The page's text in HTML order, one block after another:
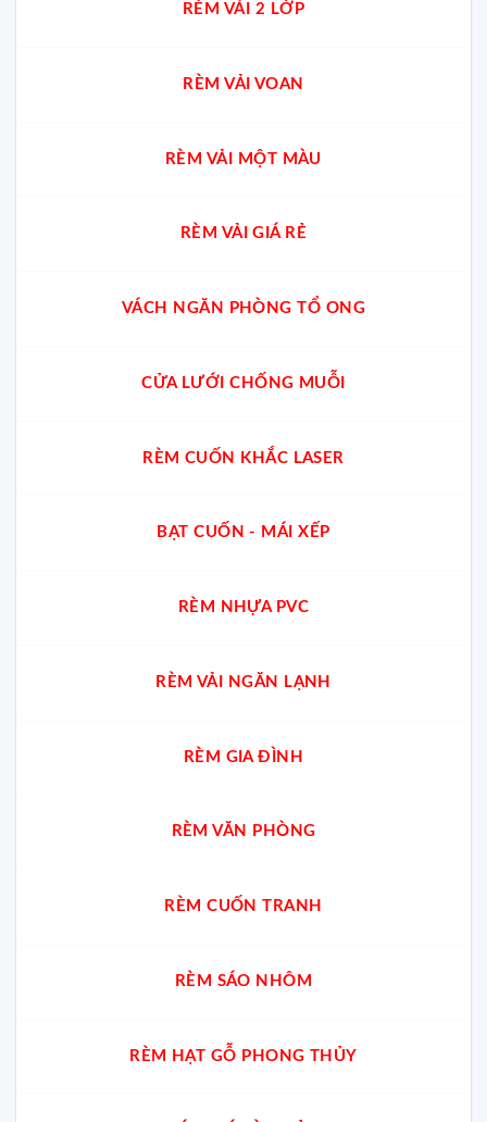
RÈM VẢI 2 LỚP
RÈM VẢI VOAN
RÈM VẢI MỘT MÀU
RÈM VẢI GIÁ RẺ
VÁCH NGĂN PHÒNG TỔ ONG
CỬA LƯỚI CHỐNG MUỖI
RÈM CUỐN KHẮC LASER
BẠT CUỐN - MÁI XẾP
RÈM NHỰA PVC
RÈM VẢI NGĂN LẠNH
RÈM GIA ĐÌNH
RÈM VĂN PHÒNG
RÈM CUỐN TRANH
RÈM SÁO NHÔM
RÈM HẠT GỖ PHONG THỦY